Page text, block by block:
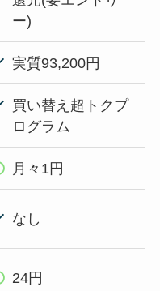
ー)
実質93,200円
買い替え超トクプ
ログラム
月々1円
なし
24円